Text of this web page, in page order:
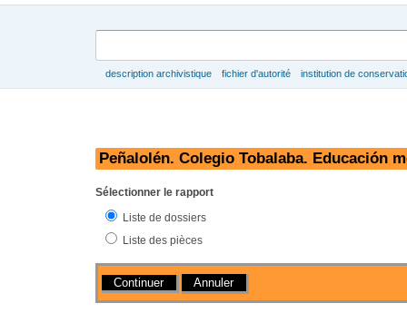
description archivistique fichier d'autorité institution de
Peñalolén. Colegio Tobalaba. Educación
Sélectionner le rapport
Liste de dossiers
Liste des pièces
Actions Annuler